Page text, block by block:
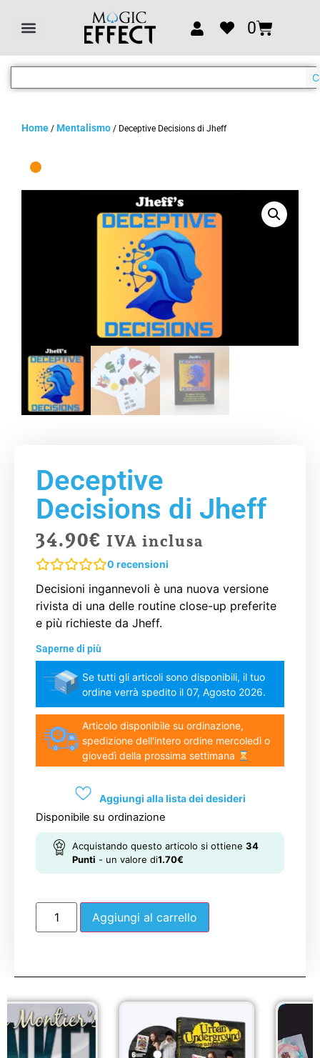
0
Home / Mentalismo / Deceptive Decisions di Jheff
Deceptive
Decisions di Jheff
34.90€ IVA inclusa
0 recensioni
Decisioni ingannevoli è una nuova versione
rivista di una delle routine close-up preferite
e più richieste da Jheff.
Saperne di più
Se tutti gli articoli sono disponibili, il tuo
ordine verrà spedito il 07, Agosto 2026.
Articolo disponibile su ordinazione,
spedizione dell'intero ordine mercoledì o
giovedì della prossima settimana
Aggiungi alla lista dei desideri
Disponibile su ordinazione
Acquistando questo articolo si ottiene 34
Punti - un valore di1.70€
Aggiungi al carrello